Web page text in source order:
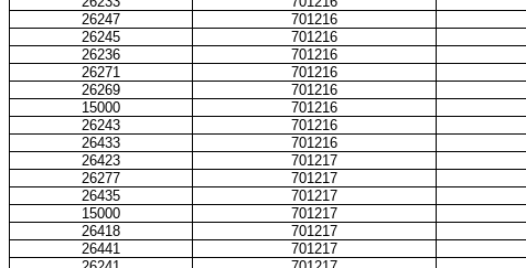
26247
701216
26245
701216
26236
701216
26271
701216
26269
701216
15000
701216
26243
701216
26433
701216
26423
701217
26277
701217
26435
701217
15000
701217
26418
701217
26441
701217